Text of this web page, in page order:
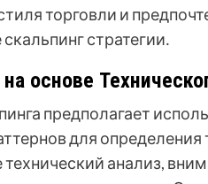
торговли и
стратегии․
на основе
предполагает
для
анализ,